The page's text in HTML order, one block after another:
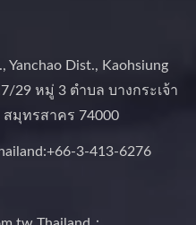
Yanchao Dist., Kaohsiung
29 หมู่ 3 ตำบล บางกระเจ้า
สมุทรสาคร 74000
3-413-6276